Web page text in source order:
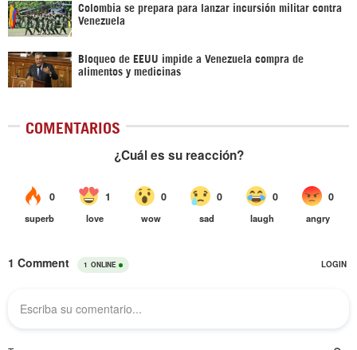
Colombia se prepara para lanzar incursión militar contra
Venezuela
Bloqueo de EEUU impide a Venezuela compra de
alimentos y medicinas
COMENTARIOS